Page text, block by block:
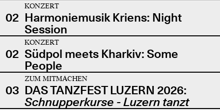
02
KONZERT
Harmoniemusik Kriens: Night
Session
02
KONZERT
Südpol meets Kharkiv: Some
People
03
ZUM MITMACHEN
DAS TANZFEST LUZERN 2026:
Schnupperkurse - Luzern tanzt